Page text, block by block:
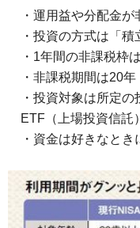
・運用益や分配金が
・投資の方式は「積
・1年間の非課税枠
・非課税期間は20年
・投資対象は所定
ETF（上場投資信託）
・資金は好きなとき